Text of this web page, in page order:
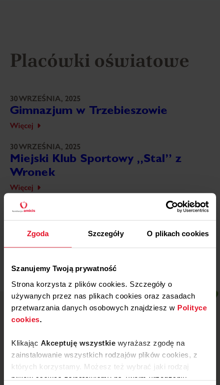
Zgoda Szczegóły O plikach cookies
Szanujemy Twoją prywatność
Strona korzysta z plików cookies. Szczegóły o
używanych przez nas plikach cookies oraz zasadach
przetwarzania danych osobowych znajdziesz w Polityce
cookies.
Klikając Akceptuję wszystkie wyrażasz zgodę na
zainstalowanie wszystkich rodzajów plików cookies, z
których korzystamy. Możesz też wybrać jaki rodzaj
plików cookies zainstalujemy na Twoim urządzeniu,
Placówki oświatowe
30 WRZEŚNIA, 2025
Gimnazjum w Trzebieszowie
Więcej
30 WRZEŚNIA, 2025
Miejski Klub Sportowy „Stal” z
Wronek
Więcej
30 WRZEŚNIA, 2025
Przedszkole nr 1 we Wronkach
Więcej